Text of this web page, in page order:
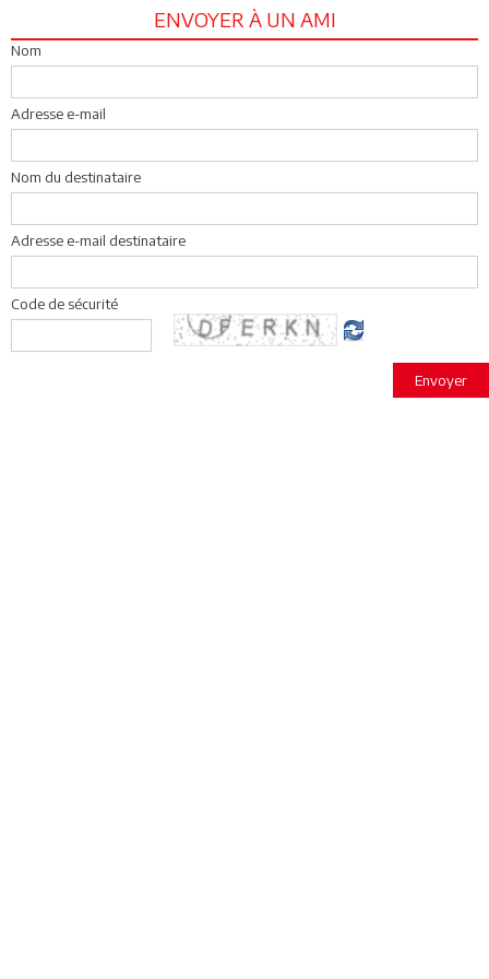
ENVOYER À UN AMI
Nom
Adresse e-mail
Nom du destinataire
Adresse e-mail destinataire
Code de sécurité
Envoyer